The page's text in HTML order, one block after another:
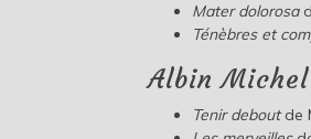
Mater dolorosa
Ténèbres et
Albin Michel
Tenir deboutde